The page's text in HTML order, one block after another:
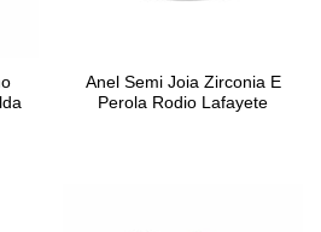
Anel Semi Joia Zirconia E
Perola Rodio Lafayete